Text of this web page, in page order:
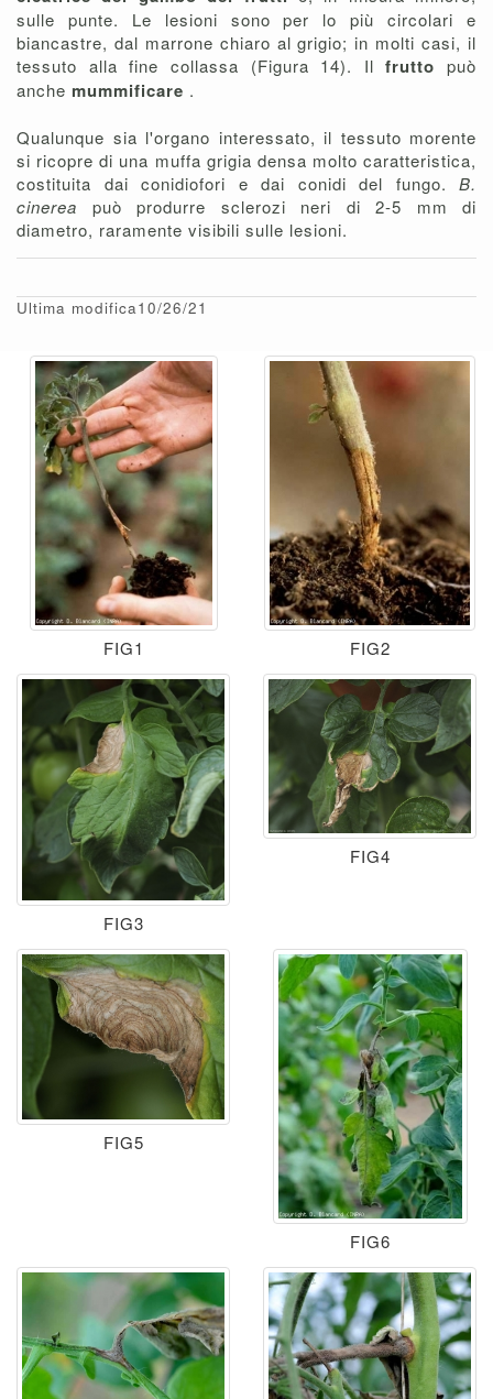
sulle punte. Le lesioni sono per lo più circolari e
biancastre, dal marrone chiaro al grigio; in molti casi, il
tessuto alla fine collassa (Figura 14). Ilfrutto può
anche mummificare .
Qualunque sia l'organo interessato, il tessuto morente
si ricopre di una muffa grigia densa molto caratteristica,
costituita dai conidiofori e dai conidi del fungo. B.
cinerea può produrre sclerozi neri di 2-5 mm di
diametro, raramente visibili sulle lesioni.
Ultima modifica10/26/21
FIG1 FIG2
FIG3
FIG4
FIG5
FIG6